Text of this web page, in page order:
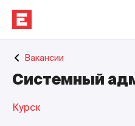
Торговые центры
Сотрудничество
О нас
Вакансии
Системный
Курск